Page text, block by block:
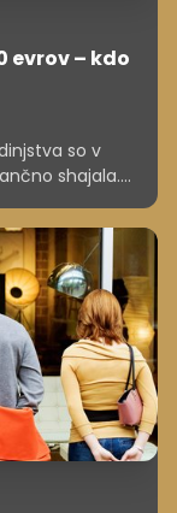
evrov – kdo
so v
shajala.
staršev